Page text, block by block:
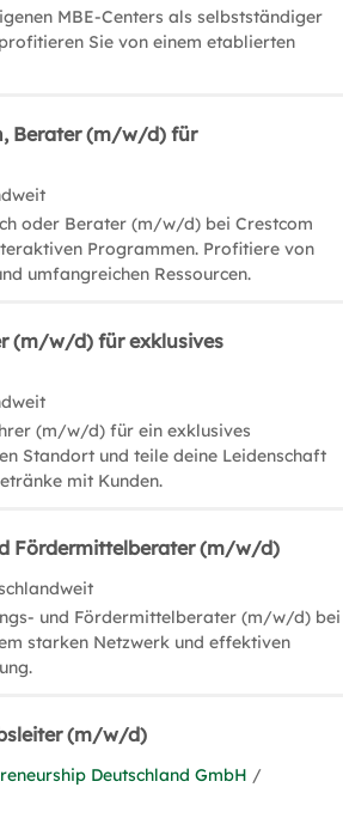
MBE-Centers als selbstständiger
Sie von einem etablierten
Berater (m/w/d) für
oder Berater (m/w/d) bei Crestcom
Programmen. Profitiere von
umfangreichen Ressourcen.
(m/w/d) für exklusives
(m/w/d) für ein exklusives
Standort und teile deine Leidenschaft
mit Kunden.
Fördermittelberater (m/w/d)
und Fördermittelberater (m/w/d) bei
starken Netzwerk und effektiven
(m/w/d)
Deutschland GmbH /